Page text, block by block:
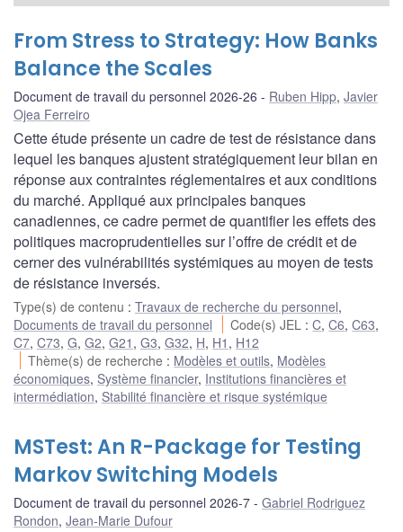
From Stress to Strategy: How Banks
Balance the Scales
Document de travail du personnel 2026-26 Ruben Hipp, Javier
Ojea Ferreiro
Cette étude présente un cadre de test de résistance dans
lequel les banques ajustent stratégiquement leur bilan en
réponse aux contraintes réglementaires et aux conditions
du marché. Appliqué aux principales banques
canadiennes, ce cadre permet de quantifier les effets des
politiques macroprudentielles sur l’offre de crédit et de
cerner des vulnérabilités systémiques au moyen de tests
de résistance inversés.
Type(s) de contenu : Travaux de recherche du personnel,
Documents de travail du personnel
Code(s) JEL :C,C6,C63,
C7, C73, G, G2, G21 , G3, G32, H, H1 , H12
Thème(s) de recherche : Modèles et outils, Modèles
économiques, Système financier, Institutions financières et
intermédiation, Stabilité financière et risque systémique
MSTest: An R-Package for Testing
Markov Switching Models
Document de travail du personnel 2026-7
Gabriel Rodriguez
Rondon, Jean-Marie Dufour